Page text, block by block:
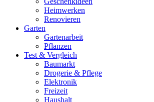
Heimwerken
Renovieren
Garten
Gartenarbeit
Pflanzen
Test & Vergleich
Baumarkt
Drogerie & Pflege
Elektronik
Freizeit
Haushalt